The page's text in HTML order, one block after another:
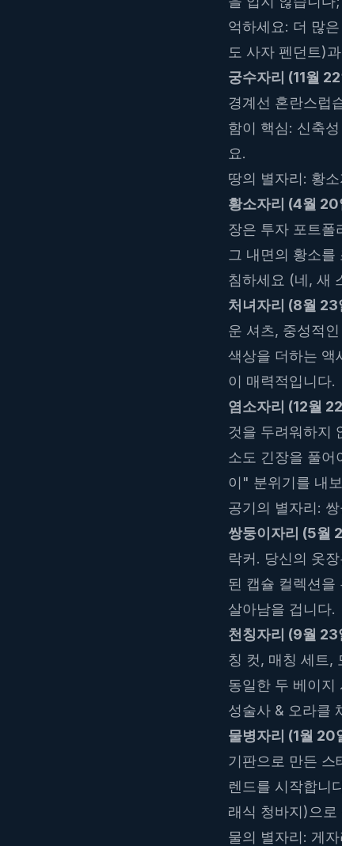
억하세요: 더 많
도 사자 펜던트)
궁수자리 (11월
경계선 혼란스럽
함이 핵심: 신축
요.
땅의 별자리: 황
황소자리 (4월
장은 투자 포트
그 내면의 황소
침하세요 (네, 새
처녀자리 (8월
운 셔츠, 중성적
색상을 더하는
이 매력적입니다.
염소자리 (12월
것을 두려워하지
소도 긴장을 풀어
이" 분위기를 내
공기의 별자리:
쌍둥이자리 (5월
락커. 당신의 옷
된 캡슐 컬렉션
살아남을 겁니다.
천칭자리 (9월
칭 컷, 매칭 세트,
동일한 두 베이지
성술사 & 오라클
물병자리 (1월 20
기판으로 만든 스
렌드를 시작합니
래식 청바지)으로
물의 별자리: 게